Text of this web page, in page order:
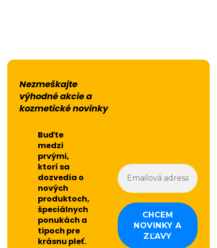
Nezmeškajte
výhodné akcie a
kozmetické novinky
Buďte
medzi
prvými,
ktorí sa
dozvedia o
nových
produktoch,
špeciálnych
ponukách a
tipoch pre
krásnu pleť.